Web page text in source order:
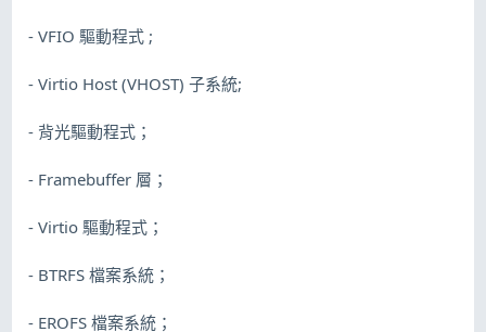
- VFIO 驅動程式 ;
- Virtio Host (VHOST) 子系統;
- 背光驅動程式；
- Framebuffer 層；
- Virtio 驅動程式；
- BTRFS 檔案系統；
- EROFS 檔案系統；